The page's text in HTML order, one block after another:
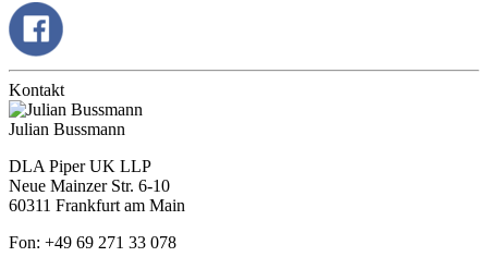
Kontakt
Julian Bussmann
DLA Piper UK LLP
Neue Mainzer Str. 6-10
60311 Frankfurt am Main
Fon: +49 69 271 33 078